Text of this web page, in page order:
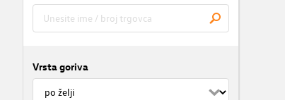
Vrsta goriva